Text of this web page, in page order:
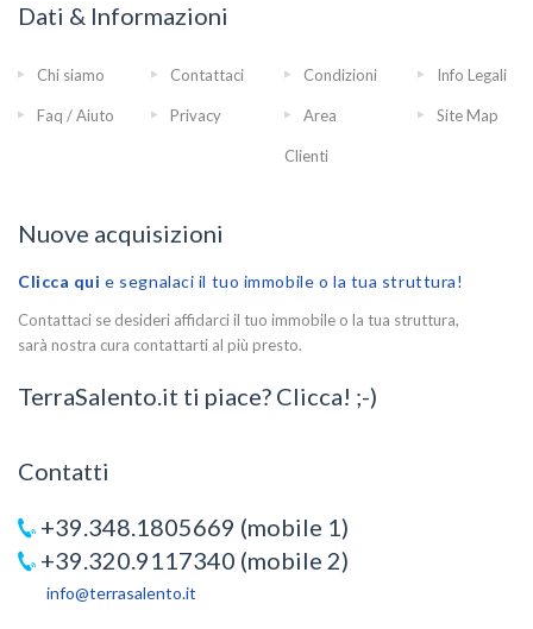
Dati & Informazioni
Chi siamo Contattaci Condizioni Info Legali
Faq / Aiuto Privacy Area
Clienti
Site Map
Nuove acquisizioni
Clicca qui e segnalaci il tuo immobile o la tua struttura!
Contattaci se desideri affidarci il tuo immobile o la tua struttura,
sarà nostra cura contattarti al più presto.
TerraSalento.it ti piace? Clicca! ;-)
Contatti
+39.348.1805669 (mobile 1)
+39.320.9117340 (mobile 2)
info@terrasalento.it